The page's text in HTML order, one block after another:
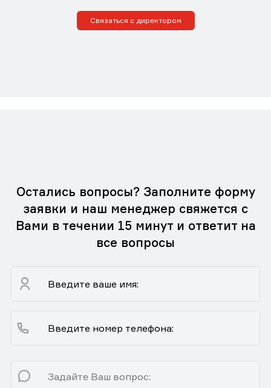
Связаться с директором
Остались вопросы? Заполните форму
заявки и наш менеджер свяжется с
Вами в течении 15 минут и ответит на
все вопросы